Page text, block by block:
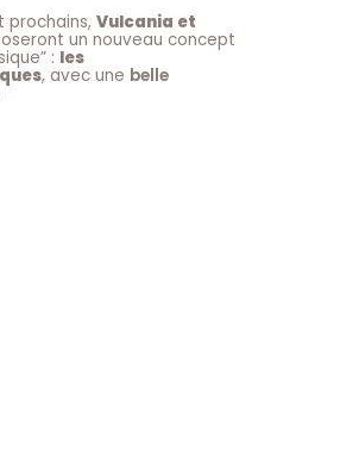
prochains, Vulcania et
un nouveau concept
: les
, avec une belle